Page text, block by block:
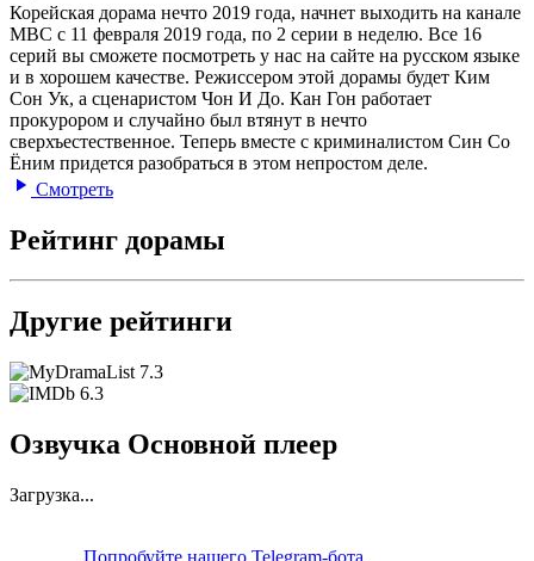
Корейская дорама нечто 2019 года, начнет выходить на канале
MBC с 11 февраля 2019 года, по 2 серии в неделю. Все 16
серий вы сможете посмотреть у нас на сайте на русском языке
и в хорошем качестве. Режиссером этой дорамы будет Ким
Сон Ук, а сценаристом Чон И До. Кан Гон работает
прокурором и случайно был втянут в нечто
сверхъестественное. Теперь вместе с криминалистом Син Со
Ёним придется разобраться в этом непростом деле.
Смотреть
Рейтинг дорамы
Другие рейтинги
7.3
6.3
Озвучка Основной плеер
Загрузка...
Попробуйте нашего Telegram-бота